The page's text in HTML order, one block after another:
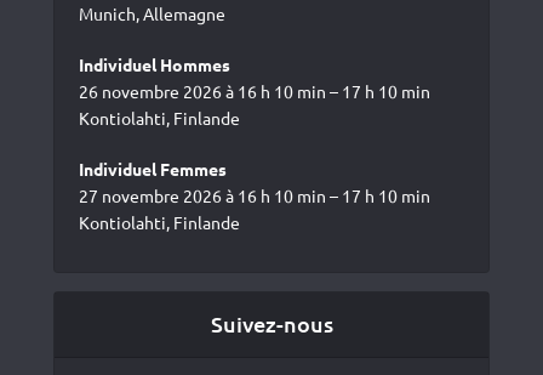
Munich, Allemagne
Individuel Hommes
26 novembre 2026 à 16 h 10 min – 17 h 10 min
Kontiolahti, Finlande
Individuel Femmes
27 novembre 2026 à 16 h 10 min – 17 h 10 min
Kontiolahti, Finlande
Suivez-nous